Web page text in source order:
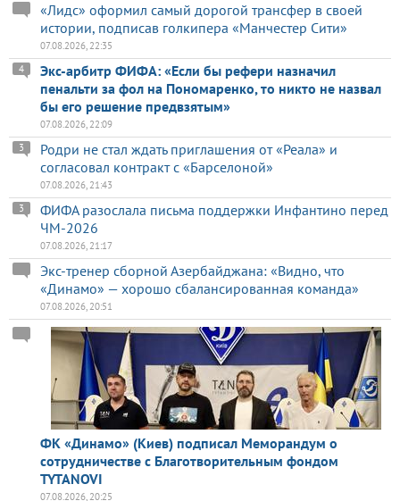
«Лидс» оформил самый дорогой трансфер в своей
истории, подписав голкипера «Манчестер Сити»
07.08.2026, 22:35
Экс-арбитр ФИФА: «Если бы рефери назначил
пенальти за фол на Пономаренко, то никто не назвал
бы его решение предвзятым»
4
07.08.2026, 22:09
Родри не стал ждать приглашения от «Реала» и
согласовал контракт с «Барселоной»
3
07.08.2026, 21:43
ФИФА разослала письма поддержки Инфантино перед
ЧМ-2026
3
07.08.2026, 21:17
Экс-тренер сборной Азербайджана: «Видно, что
«Динамо» — хорошо сбалансированная команда»
07.08.2026, 20:51
ФК «Динамо» (Киев) подписал Меморандум о
сотрудничестве с Благотворительным фондом
TYTANOVI
07.08.2026, 20:25